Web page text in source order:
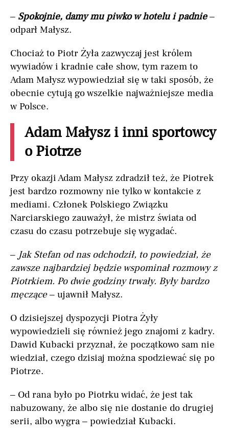
– Spokojnie, damy mu piwko w hotelu i padnie–
odparł Małysz.
Chociaż to Piotr Żyła zazwyczaj jest królem
wywiadów i kradnie całe show, tym razem to
Adam Małysz wypowiedział się w taki sposób, że
obecnie cytują go wszelkie najważniejsze media
w Polsce.
Adam Małysz i inni sportowcy
o Piotrze
Przy okazji Adam Małysz zdradził też, że Piotrek
jest bardzo rozmowny nie tylko w kontakcie z
mediami. Członek Polskiego Związku
Narciarskiego zauważył, że mistrz świata od
czasu do czasu potrzebuje się wygadać.
– Jak Stefan od nas odchodził, to powiedział, że
zawsze najbardziej będzie wspominał rozmowy z
Piotrkiem. Po dwie godziny trwały. Były bardzo
męczące– ujawnił Małysz.
O dzisiejszej dyspozycji Piotra Żyły
wypowiedzieli się również jego znajomi z kadry.
Dawid Kubacki przyznał, że początkowo sam nie
wiedział, czego dzisiaj można spodziewać się po
Piotrze.
– Od rana było po Piotrku widać, że jest tak
nabuzowany, że albo się nie dostanie do drugiej
serii, albo wygra – powiedział Kubacki.